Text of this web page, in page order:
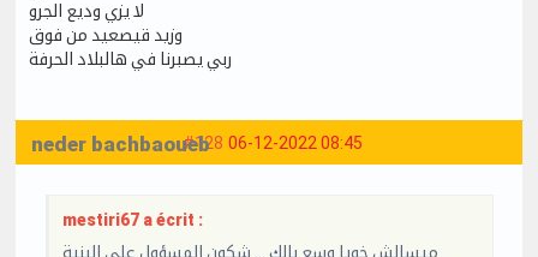
لا يزي وديع الجرو
وزيد قيصعيد من فوق
ربي يصبرنا في هالبلاد الحرفة
#128 06-12-2022 08:45
neder bachbaoueb
mestiri67 a écrit :
ميسالش خويا وسع بالك … شكون المسؤول علي البنية